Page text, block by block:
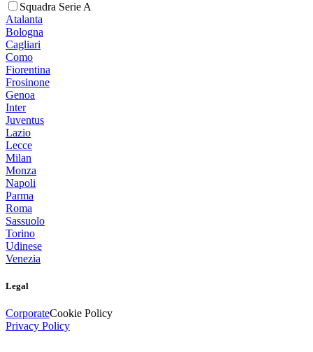
Squadra Serie A
Atalanta
Bologna
Cagliari
Como
Fiorentina
Frosinone
Genoa
Inter
Juventus
Lazio
Lecce
Milan
Monza
Napoli
Parma
Roma
Sassuolo
Torino
Udinese
Venezia
Legal
CorporateCookie Policy
Privacy Policy